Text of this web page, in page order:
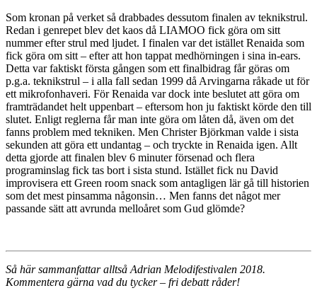
Som kronan på verket så drabbades dessutom finalen av teknikstrul.
Redan i genrepet blev det kaos då LIAMOO fick göra om sitt
nummer efter strul med ljudet. I finalen var det istället Renaida som
fick göra om sitt – efter att hon tappat medhörningen i sina in-ears.
Detta var faktiskt första gången som ett finalbidrag får göras om
p.g.a. teknikstrul – i alla fall sedan 1999 då Arvingarna råkade ut för
ett mikrofonhaveri. För Renaida var dock inte beslutet att göra om
framträdandet helt uppenbart – eftersom hon ju faktiskt körde den till
slutet. Enligt reglerna får man inte göra om låten då, även om det
fanns problem med tekniken. Men Christer Björkman valde i sista
sekunden att göra ett undantag – och tryckte in Renaida igen. Allt
detta gjorde att finalen blev 6 minuter försenad och flera
programinslag fick tas bort i sista stund. Istället fick nu David
improvisera ett Green room snack som antagligen lär gå till historien
som det mest pinsamma någonsin… Men fanns det något mer
passande sätt att avrunda melloåret som Gud glömde?
Så här sammanfattar alltså Adrian Melodifestivalen 2018.
Kommentera gärna vad du tycker – fri debatt råder!